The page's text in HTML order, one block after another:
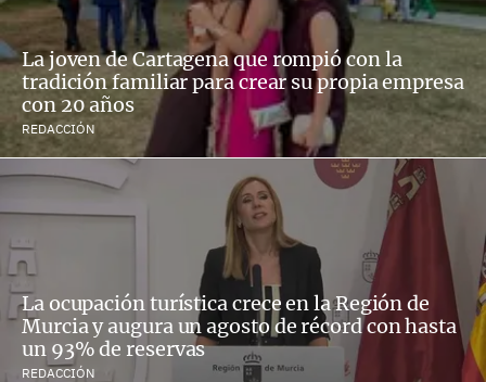
La joven de Cartagena que rompió con la
tradición familiar para crear su propia empresa
con 20 años
REDACCIÓN
La ocupación turística crece en la Región de
Murcia y augura un agosto de récord con hasta
un 93% de reservas
REDACCIÓN